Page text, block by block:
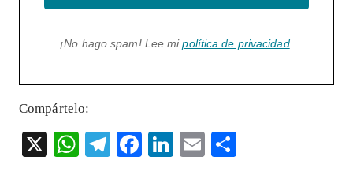
¡No hago spam! Lee mipolítica de privacidad.
Compártelo:
X
W T
F
Li E